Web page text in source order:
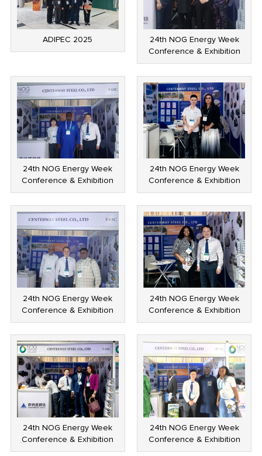
ADIPEC 2025
24th NOG Energy Week
Conference & Exhibition
24th NOG Energy Week
Conference & Exhibition
24th NOG Energy Week
Conference & Exhibition
24th NOG Energy Week
Conference & Exhibition
24th NOG Energy Week
Conference & Exhibition
24th NOG Energy Week
Conference & Exhibition
24th NOG Energy Week
Conference & Exhibition